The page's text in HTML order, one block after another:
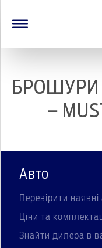
БРОШУРИ
–
Авто
Перевірити
Ціни та
Знайти дилера в